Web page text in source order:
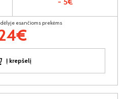
esančioms prekėms
Į krepšelį